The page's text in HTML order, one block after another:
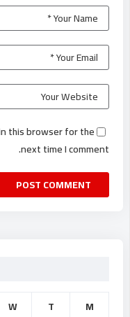
this browser for the
next time I comment.
M
T
W